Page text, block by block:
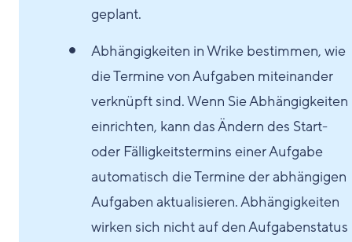
geplant.
Abhängigkeiten in Wrike bestimmen, wie
die Termine von Aufgaben miteinander
verknüpft sind. Wenn Sie Abhängigkeiten
einrichten, kann das Ändern des Start-
oder Fälligkeitstermins einer Aufgabe
automatisch die Termine der abhängigen
Aufgaben aktualisieren. Abhängigkeiten
wirken sich nicht auf den Aufgabenstatus